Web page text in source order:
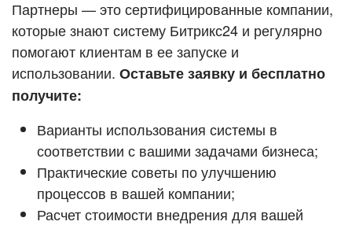
ВХОД
ВХОД
Смотреть видеокейсы
Партнеры — это сертифицированные компании,
которые знают систему Битрикс24 и регулярно
помогают клиентам в ее запуске и
использовании. Оставьте заявку и бесплатно
получите:
Варианты использования системы в
соответствии с вашими задачами бизнеса;
Практические советы по улучшению
процессов в вашей компании;
Расчет стоимости внедрения для вашей